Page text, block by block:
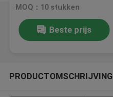
professionele audio
MOQ：10 stukken
Beste prijs
PRODUCTOMSCHRIJVING